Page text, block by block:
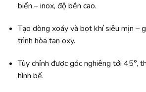
biển – inox, độ bền cao.
Tạo dòng xoáy và bọt khí siêu mịn –
trình hòa tan oxy.
Tùy chỉnh được góc nghiêng tới 45°,
hình bể.